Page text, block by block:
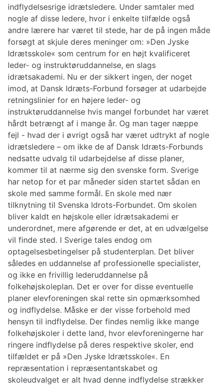
indflydelsesrige idrætsledere. Under samtaler med
nogle af disse ledere, hvor i enkelte tilfælde også
andre lærere har været til stede, har de på ingen måde
forsøgt at skjule deres meninger om: »Den Jyske
Idrætsskole« som centrum for en højt kvalificeret
leder- og instruktøruddannelse, en slags
idrætsakademi. Nu er der sikkert ingen, der noget
imod, at Dansk Idræts-Forbund forsøger at udarbejde
retningslinier for en højere leder- og
instruktøruddannelse hvis mangel forbundet har været
hårdt betrængt af i mange år. Og man tager næppe
fejl - hvad der i øvrigt også har været udtrykt af nogle
idrætsledere – om ikke de af Dansk Idræts-Forbunds
nedsatte udvalg til udarbejdelse af disse planer,
kommer til at nærme sig den svenske form. Sverige
har netop for et par måneder siden startet sådan en
skole med samme formål. En skole med nær
tilknytning til Svenska Idrots-Forbundet. Om skolen
bliver kaldt en højskole eller idrætsakademi er
underordnet, mere afgørende er det, at en udvælgelse
vil finde sted. I Sverige tales endog om
optagelsesbetingelser på studenterplan. Det bliver
således en uddannelse af professionelle specialister,
og ikke en frivillig lederuddannelse på
folkehøjskoleplan. Det er over for disse eventuelle
planer elevforeningen skal rette sin opmærksomhed
og indflydelse. Måske er der visse forbehold med
hensyn til indflydelse. Der findes nemlig ikke mange
folkehøjskoler i dette land, hvor elevforeningerne har
ringere indflydelse på deres respektive skoler, end
tilfældet er på »Den Jyske Idrætsskole«. En
repræsentation i repræsentantskabet og
skoleudvalget er alt hvad denne indflydelse strækker